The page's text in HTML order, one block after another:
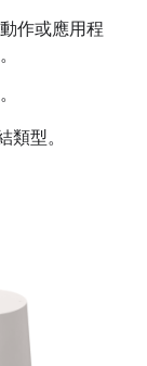
作或應用程
類型。